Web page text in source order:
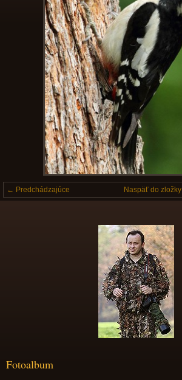
← Predchádzajúce Naspäť do zložky
Fotoalbum